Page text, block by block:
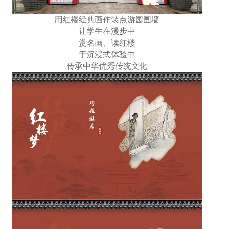
用红楼经典画作装点游园围墙
让学生在漫步中
赏名画、读红楼
于沉浸式体验中
传承中华优秀传统文化